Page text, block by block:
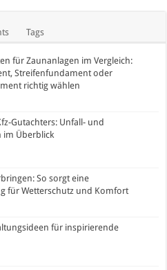
Tags
für Zaunanlagen im Vergleich:
Streifenfundament oder
richtig wählen
Gutachters: Unfall- und
im Überblick
So sorgt eine
für Wetterschutz und Komfort
für inspirierende